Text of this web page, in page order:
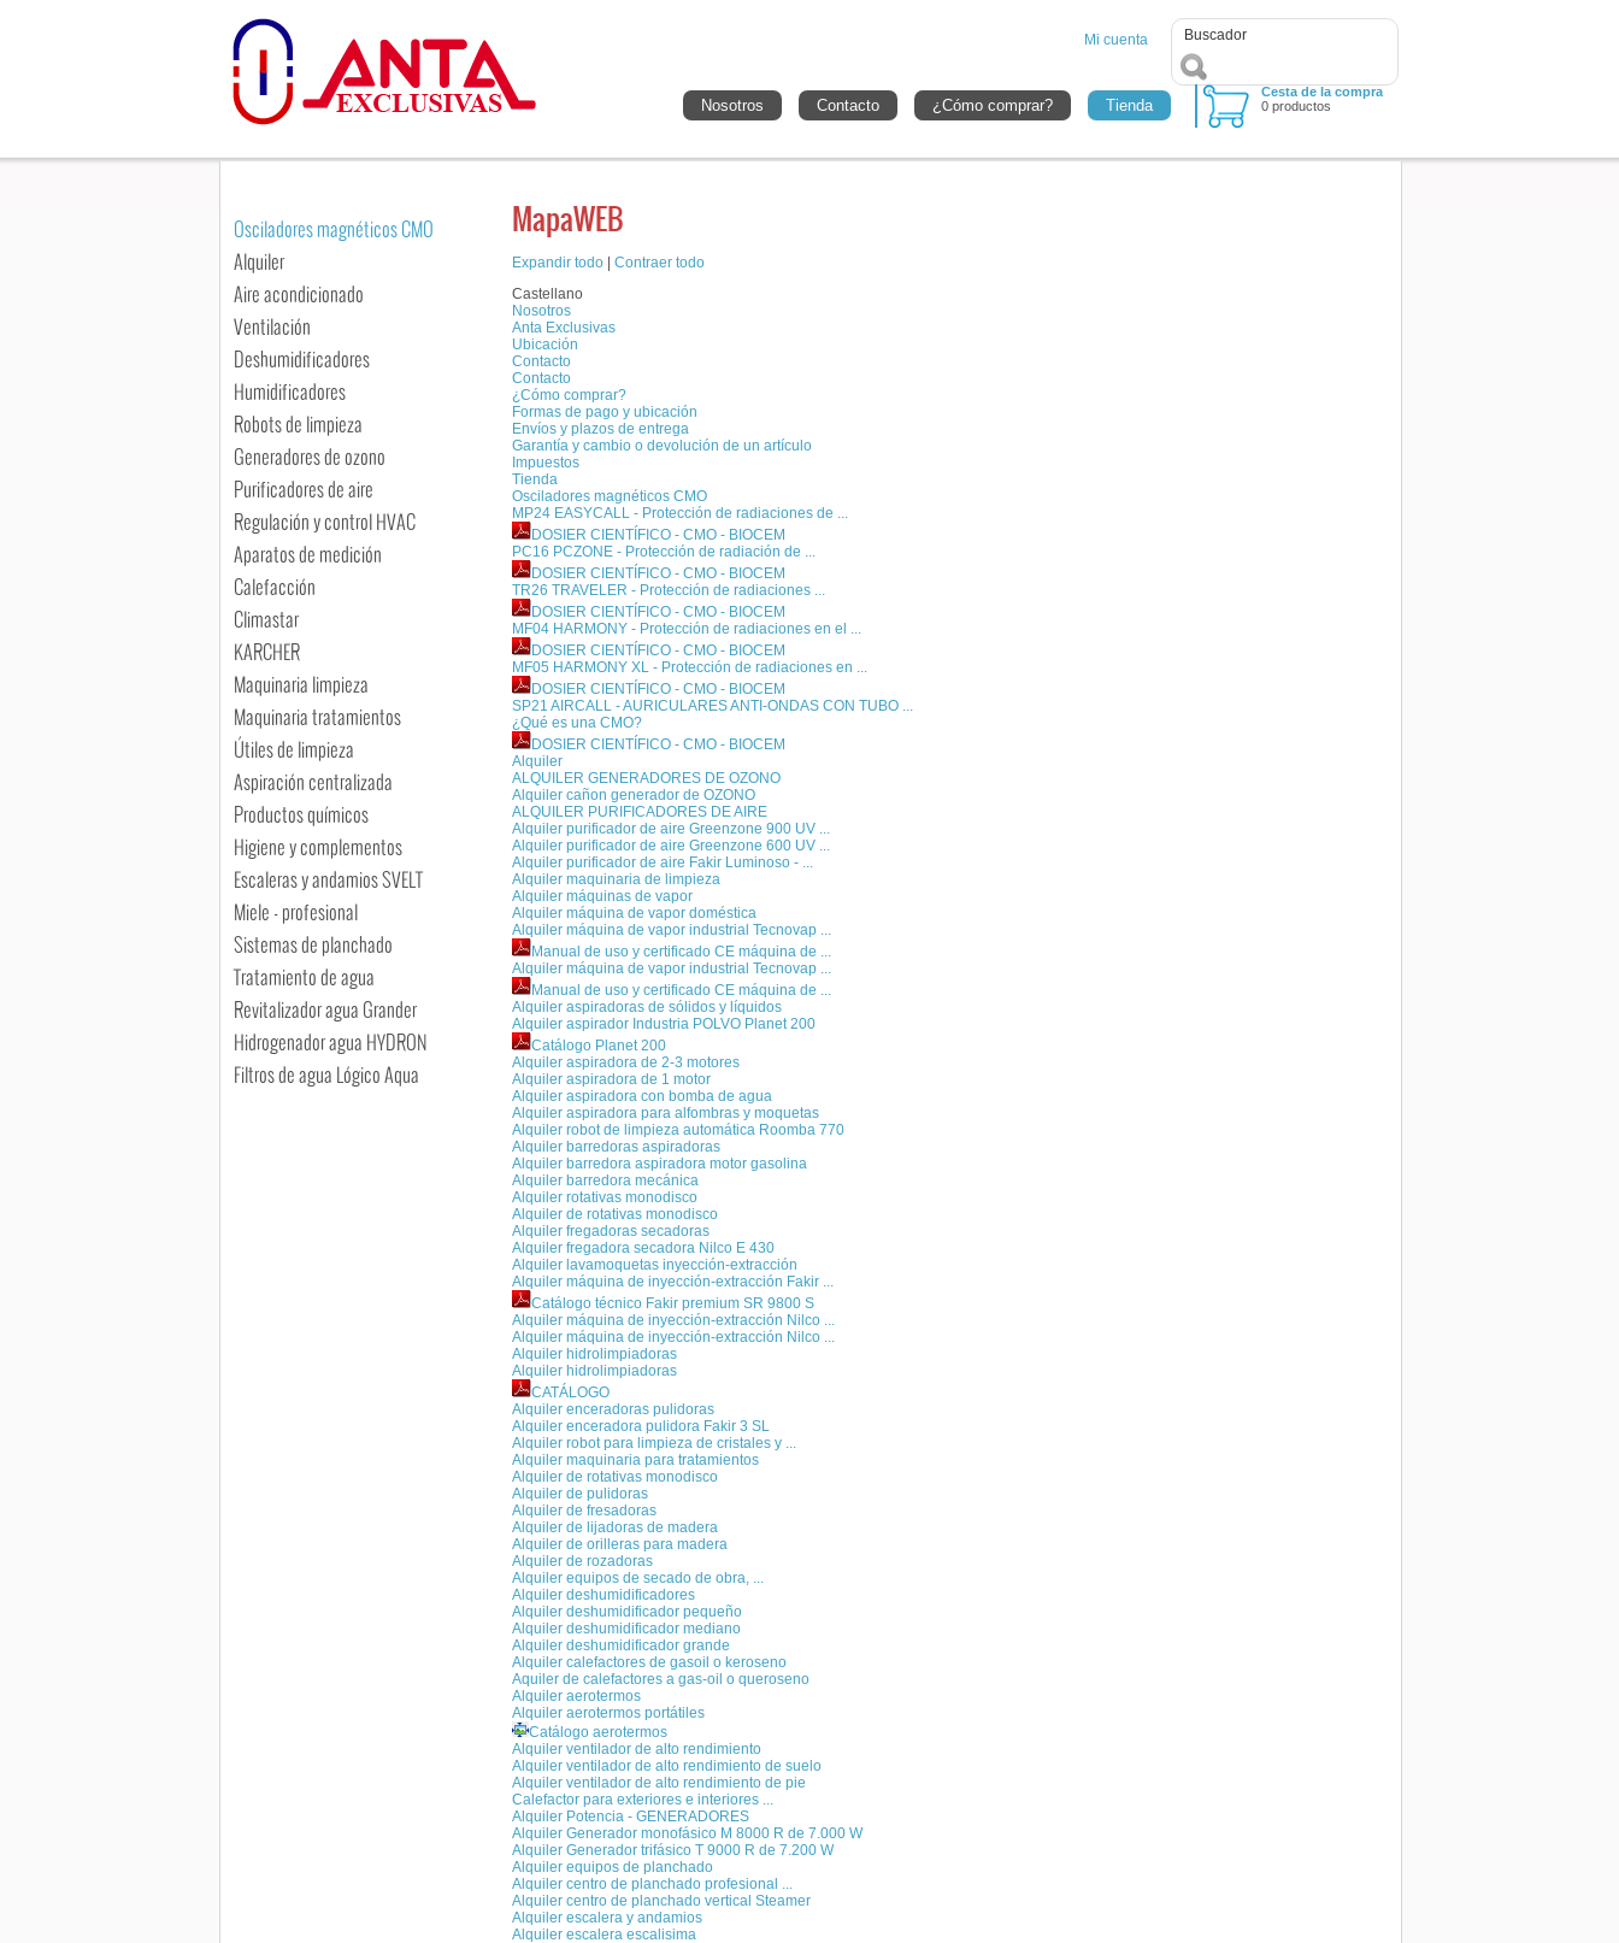
Nosotros Contacto ¿Cómo comprar? Tienda
Mi cuenta
Cesta de la compra
0 productos
Osciladores magnéticos CMO
Alquiler
Aire acondicionado
Ventilación
Deshumidificadores
Humidificadores
Robots de limpieza
Generadores de ozono
Purificadores de aire
Regulación y control HVAC
Aparatos de medición
Calefacción
Climastar
KARCHER
Maquinaria limpieza
Maquinaria tratamientos
Útiles de limpieza
Aspiración centralizada
Productos químicos
Higiene y complementos
Escaleras y andamios SVELT
Miele - profesional
Sistemas de planchado
Tratamiento de agua
Revitalizador agua Grander
Hidrogenador agua HYDRON
Filtros de agua Lógico Aqua
MapaWEB
Expandir todo
Contraer todo
Castellano
Nosotros
Anta Exclusivas
Ubicación
Contacto
Contacto
¿Cómo comprar?
Formas de pago y ubicación
Envíos y plazos de entrega
Garantía y cambio o devolución de un artículo
Impuestos
Tienda
Osciladores magnéticos CMO
MP24 EASYCALL - Protección de radiaciones de ...
DOSIER CIENTÍFICO - CMO - BIOCEM
PC16 PCZONE - Protección de radiación de ...
DOSIER CIENTÍFICO - CMO - BIOCEM
TR26 TRAVELER - Protección de radiaciones ...
DOSIER CIENTÍFICO - CMO - BIOCEM
MF04 HARMONY - Protección de radiaciones en el ...
DOSIER CIENTÍFICO - CMO - BIOCEM
MF05 HARMONY XL - Protección de radiaciones en ...
DOSIER CIENTÍFICO - CMO - BIOCEM
SP21 AIRCALL - AURICULARES ANTI-ONDAS CON TUBO ...
¿Qué es una CMO?
DOSIER CIENTÍFICO - CMO - BIOCEM
Alquiler
ALQUILER GENERADORES DE OZONO
Alquiler cañon generador de OZONO
ALQUILER PURIFICADORES DE AIRE
Alquiler purificador de aire Greenzone 900 UV ...
Alquiler purificador de aire Greenzone 600 UV ...
Alquiler purificador de aire Fakir Luminoso - ...
Alquiler maquinaria de limpieza
Alquiler máquinas de vapor
Alquiler máquina de vapor doméstica
Alquiler máquina de vapor industrial Tecnovap ...
Manual de uso y certificado CE máquina de ...
Alquiler máquina de vapor industrial Tecnovap ...
Manual de uso y certificado CE máquina de ...
Alquiler aspiradoras de sólidos y líquidos
Alquiler aspirador Industria POLVO Planet 200
Catálogo Planet 200
Alquiler aspiradora de 2-3 motores
Alquiler aspiradora de 1 motor
Alquiler aspiradora con bomba de agua
Alquiler aspiradora para alfombras y moquetas
Alquiler robot de limpieza automática Roomba 770
Alquiler barredoras aspiradoras
Alquiler barredora aspiradora motor gasolina
Alquiler barredora mecánica
Alquiler rotativas monodisco
Alquiler de rotativas monodisco
Alquiler fregadoras secadoras
Alquiler fregadora secadora Nilco E 430
Alquiler lavamoquetas inyección-extracción
Alquiler máquina de inyección-extracción Fakir ...
Catálogo técnico Fakir premium SR 9800 S
Alquiler máquina de inyección-extracción Nilco ...
Alquiler máquina de inyección-extracción Nilco ...
Alquiler hidrolimpiadoras
Alquiler hidrolimpiadoras
CATÁLOGO
Alquiler enceradoras pulidoras
Alquiler enceradora pulidora Fakir 3 SL
Alquiler robot para limpieza de cristales y ...
Alquiler maquinaria para tratamientos
Alquiler de rotativas monodisco
Alquiler de pulidoras
Alquiler de fresadoras
Alquiler de lijadoras de madera
Alquiler de orilleras para madera
Alquiler de rozadoras
Alquiler equipos de secado de obra, ...
Alquiler deshumidificadores
Alquiler deshumidificador pequeño
Alquiler deshumidificador mediano
Alquiler deshumidificador grande
Alquiler calefactores de gasoil o keroseno
Aquiler de calefactores a gas-oil o queroseno
Alquiler aerotermos
Alquiler aerotermos portátiles
Catálogo aerotermos
Alquiler ventilador de alto rendimiento
Alquiler ventilador de alto rendimiento de suelo
Alquiler ventilador de alto rendimiento de pie
Calefactor para exteriores e interiores ...
Alquiler Potencia - GENERADORES
Alquiler Generador monofásico M 8000 R de 7.000 W
Alquiler Generador trifásico T 9000 R de 7.200 W
Alquiler equipos de planchado
Alquiler centro de planchado profesional ...
Alquiler centro de planchado vertical Steamer
Alquiler escalera y andamios
Alquiler escalera escalisima